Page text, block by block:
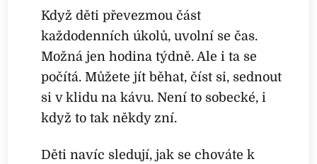
Když děti převezmou část
každodenních úkolů, uvolní se čas.
Možná jen hodina týdně. Ale i ta se
počítá. Můžete jít běhat, číst si, sednout
si v klidu na kávu. Není to sobecké, i
když to tak někdy zní.
Děti navíc sledují, jak se chováte k